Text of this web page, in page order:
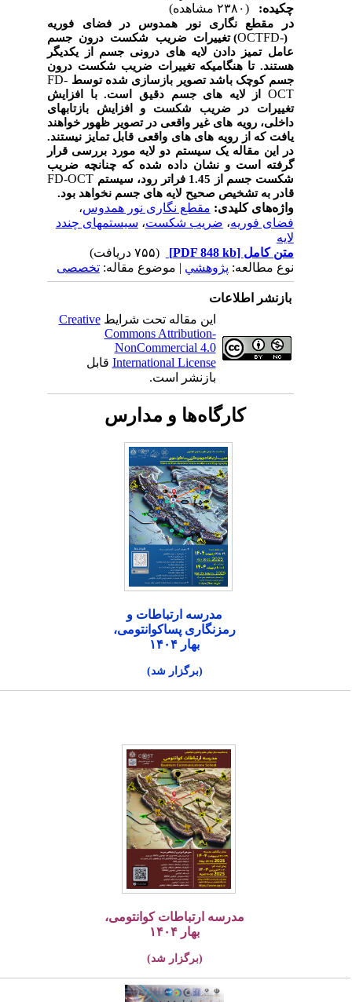
چکیده:
در
مقطع نگاری نور همدوسدر فضای فوریه
FD-
OCT) تغییرات ضریب شکست درون جسم
عامل تمیز دادن لایه های درونی جسم از یکدیگر
هستند. تا هنگامیکه تغییرات ضریب شکست درون
جسم کوچک باشد تصویر بازسازی شده توسطFD-
OCTاز لایه های جسم دقیق است. با افزایش
تغییرات در ضریب شکست و افزایش بازتابهای
داخلی، رویه هایغیر واقعی در تصویر ظهور خواهند
یافت که از رویه های های واقعی قابل تمایز نیستند.
در این مقاله یک سیستم دو لایه مورد بررسی قرار
گرفته است و نشان داده شده که چنانچه ضریب
شکست جسم از 1.45 فراتر رود، سیستم
FD-OCT
قادر به تشخیص صحیح لایه های جسم نخواهد بود.
واژه‌های کلیدی:مقطع نگاری نور همدوس،
فضای فوریه،ضریب شکست،سیستمهای چندد
لایه
متن کامل[PDF 848 kb]
نوع مطالعه:پژوهشي| موضوع مقاله:تخصصی
بازنشر اطلاعات
این مقاله تحت شرایطCreative
Commons Attribution-
NonCommercial 4.0
International Licenseقابل
بازنشر است.
کارگاه‌ها و مدارس
مدرسه ارتباطات و
رمزنگاری پساکوانتومی،
بهار ۱۴۰۴
(برگزار شد)
مدرسه ارتباطات کوانتومی،
بهار ۱۴۰۴
(برگزار شد)